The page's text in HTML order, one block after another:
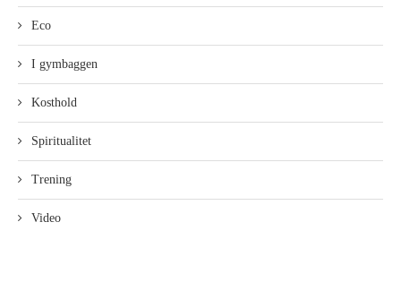
Eco
I gymbaggen
Kosthold
Spiritualitet
Trening
Video